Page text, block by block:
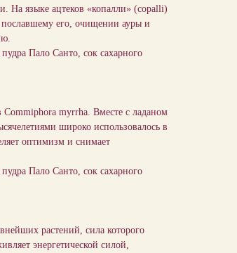
На языке ацтеков «копалли» (copalli)
пославшему его, очищении ауры и
Пало Санто, сок сахарного
myrrha. Вместе с ладаном
широко использовалось в
оптимизм и снимает
Пало Санто, сок сахарного
растений, сила которого
энергетической силой,